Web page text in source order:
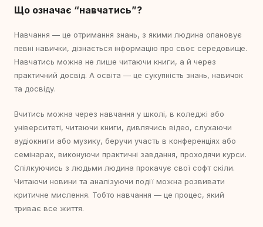
Що означає “навчатись”?
Навчання — це отримання знань, з якими людина опановує
певні навички, дізнається інформацію про своє середовище.
Навчатись можна не лише читаючи книги, а й через
практичний досвід. А освіта — це сукупність знань, навичок
та досвіду.
Вчитись можна через навчання у школі, в коледжі або
університеті, читаючи книги, дивлячись відео, слухаючи
аудіокниги або музику, беручи участь в конференціях або
семінарах, виконуючи практичні завдання, проходячи курси.
Спілкуючись з людьми людина прокачує свої софт скіли.
Читаючи новини та аналізуючи події можна розвивати
критичне мислення. Тобто навчання — це процес, який
триває все життя.